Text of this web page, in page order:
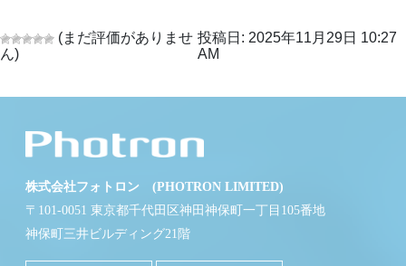
(まだ評価がありませ
ん)
投稿日: 2025年11月29日 10:27
AM
株式会社フォトロン (PHOTRON LIMITED)
〒101-0051 東京都千代田区神田神保町一丁目105番地
神保町三井ビルディング21階